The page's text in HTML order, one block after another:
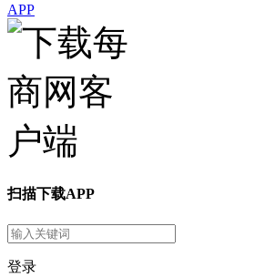
APP
扫描下载APP
登录